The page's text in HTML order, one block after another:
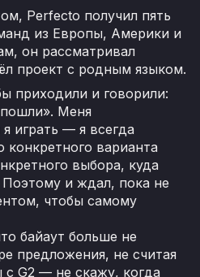
Perfecto получил пять
из Европы, Америки и
он рассматривал
проект с родным языком.
приходили и говорили:
Меня
играть — я всегда
конкретного варианта
выбора, куда
и ждал, пока не
чтобы самому
байаут больше не
предложения, не считая
с G2 — не скажу, когда